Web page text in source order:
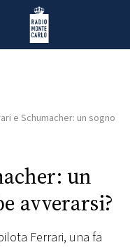
Radio Monte Carlo
e Schumacher: un sogno
un
avverarsi?
Ferrari, una fa